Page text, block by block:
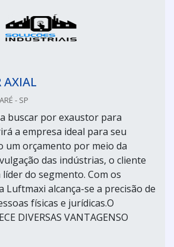
AXIAL
- SP
buscar por exaustor para
a empresa ideal para seu
um orçamento por meio da
das indústrias, o cliente
do segmento. Com os
Luftmaxi alcança-se a precisão de
físicas e jurídicas.O
DIVERSAS VANTAGENSO